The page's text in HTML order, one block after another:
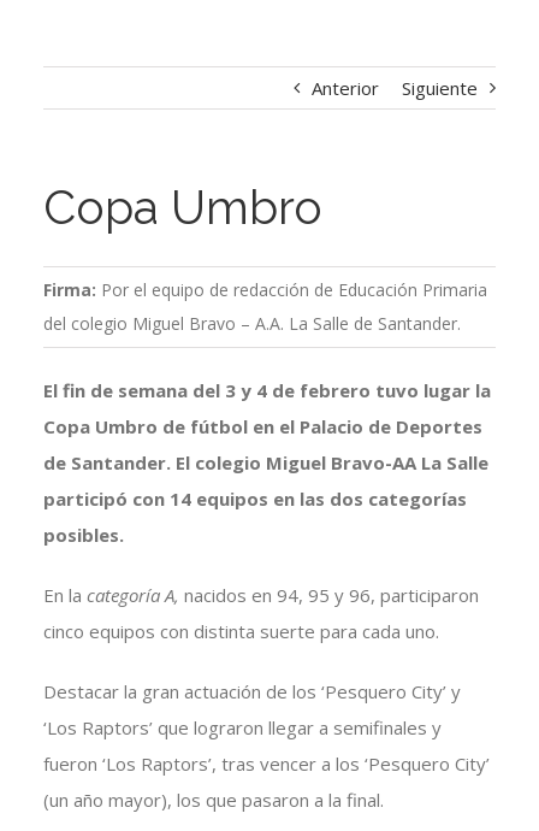
Anterior Siguiente
Copa Umbro
Firma: Por el equipo de redacción de Educación Primaria
del colegio Miguel Bravo – A.A. La Salle de Santander.
El fin de semana del 3 y 4 de febrero tuvo lugar la
Copa Umbro de fútbol en el Palacio de Deportes
de Santander. El colegio Miguel Bravo-AA La Salle
participó con 14 equipos en las dos categorías
posibles.
En la categoría A, nacidos en 94, 95 y 96, participaron
cinco equipos con distinta suerte para cada uno.
Destacar la gran actuación de los ‘Pesquero City’ y
‘Los Raptors’ que lograron llegar a semifinales y
fueron ‘Los Raptors’, tras vencer a los ‘Pesquero City’
(un año mayor), los que pasaron a la final.